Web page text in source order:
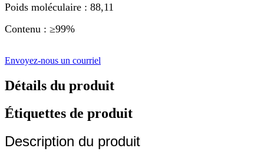
Poids moléculaire : 88,11
Contenu : ≥99%
Envoyez-nous un courriel
Détails du produit
Étiquettes de produit
Description du produit